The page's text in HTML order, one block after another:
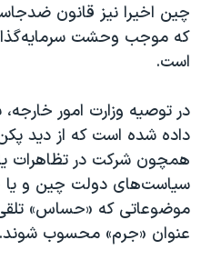
چین اخیرا نیز قانون
که موجب وحشت
است.
در توصیه وزارت امور
داده شده است که از دید
همچون شرکت در تظاهرات یا
سیاست‌های دولت چین و یا
موضوعاتی که «حساس»
عنوان «جرم» محسوب شوند.